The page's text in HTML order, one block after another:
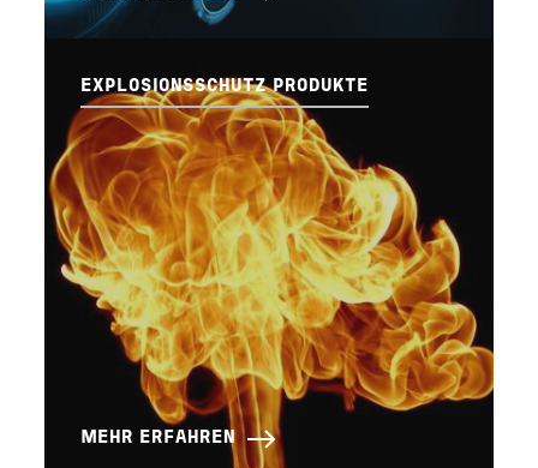
EXPLOSIONSSCHUTZ PRODUKTE
MEHR ERFAHREN